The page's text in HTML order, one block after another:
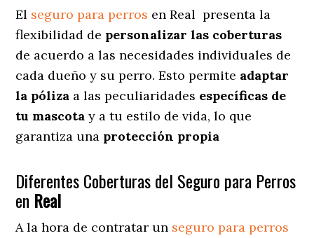
El seguro para perros en Real presenta la
flexibilidad de personalizar las coberturas
de acuerdo a las necesidades individuales de
cada dueño y su perro. Esto permite adaptar
la póliza a las peculiaridades específicas de
tu mascota y a tu estilo de vida, lo que
garantiza una protección propia
Diferentes Coberturas del Seguro para Perros
en Real
A la hora de contratar un seguro para perros